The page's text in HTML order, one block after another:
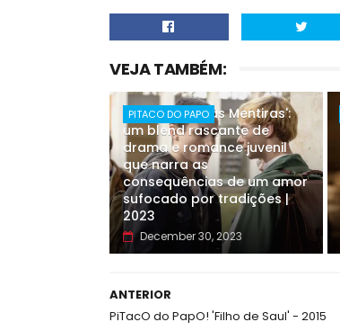
VEJA TAMBÉM:
PITACO DO PAPO
'Pare Com Suas Mentiras':
um blend rascante de
drama e romance juvenil
que narra as
consequências de um amor
sufocado por tradições |
2023
December 30, 2023
ANTERIOR
PiTacO do PapO! 'Filho de Saul' - 2015